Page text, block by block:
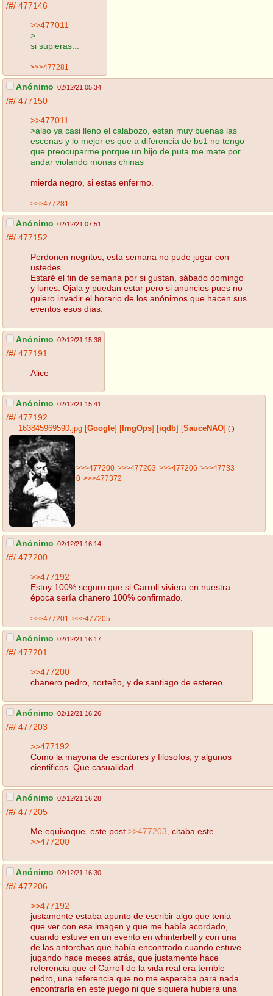
/#/ 477146
>>477011
>
si supieras...
>>>477281
Anónimo 02/12/21 05:34
/#/ 477150
>>477011
>also ya casi lleno el calabozo, estan muy buenas las
escenas y lo mejor es que a diferencia de bs1 no tengo
que preocuparme porque un hijo de puta me mate por
andar violando monas chinas
mierda negro, si estas enfermo.
>>>477281
Anónimo 02/12/21 07:51
/#/ 477152
Perdonen negritos, esta semana no pude jugar con
ustedes.
Estaré el fin de semana por si gustan, sábado domingo
y lunes. Ojala y puedan estar pero si anuncios pues no
quiero invadir el horario de los anónimos que hacen sus
eventos esos días.
Anónimo 02/12/21 15:38
/#/ 477191
Alice
Anónimo 02/12/21 15:41
/#/ 477192
163845969590.jpg Google ImgOps iqdb SauceNAO ( )
>>>477200 >>>477203 >>>477206 >>>47733
0 >>>477372
Anónimo 02/12/21 16:14
/#/ 477200
>>477192
Estoy 100% seguro que si Carroll viviera en nuestra
época sería chanero 100% confirmado.
>>>477201 >>>477205
Anónimo 02/12/21 16:17
/#/ 477201
>>477200
chanero pedro, norteño, y de santiago de estereo.
Anónimo 02/12/21 16:26
/#/ 477203
>>477192
Como la mayoria de escritores y filosofos, y algunos
cientificos. Que casualidad
Anónimo 02/12/21 16:28
/#/ 477205
Me equivoque, este post >>477203, citaba este
>>477200
Anónimo 02/12/21 16:30
/#/ 477206
>>477192
justamente estaba apunto de escribir algo que tenia
que ver con esa imagen y que me había acordado,
cuando estuve en un evento en whinterbell y con una
de las antorchas que había encontrado cuando estuve
jugando hace meses atrás, que justamente hace
referencia que el Carroll de la vida real era terrible
pedro, una referencia que no me esperaba para nada
encontrarla en este juego ni que siquiera hubiera una